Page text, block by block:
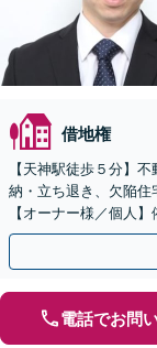
借地権
【天神駅徒歩５分】
納・立ち退き、欠陥住
【オーナー様／個人
交渉いたします。ま
電話でお問